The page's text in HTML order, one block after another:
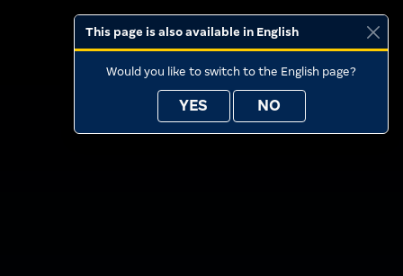
This page is also available in English
Would you like to switch to the English page?
YES NO